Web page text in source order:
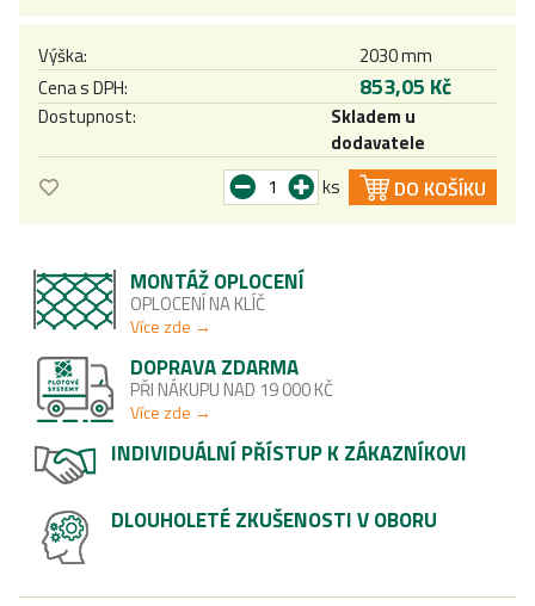
Výška:
2030 mm
Cena s DPH:
853,05 Kč
Dostupnost:
Skladem u
dodavatele
ks
DO KOŠÍKU
MONTÁŽ OPLOCENÍ
OPLOCENÍ NA KLÍČ
Více zde →
DOPRAVA ZDARMA
PŘI NÁKUPU NAD 19 000 KČ
Více zde →
INDIVIDUÁLNÍ PŘÍSTUP K ZÁKAZNÍKOVI
DLOUHOLETÉ ZKUŠENOSTI V OBORU